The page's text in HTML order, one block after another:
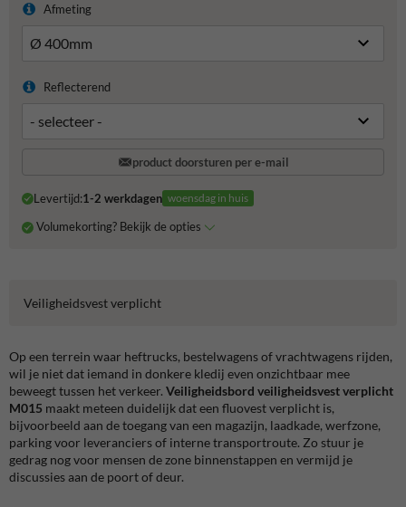
Afmeting
Reflecterend
product doorsturen per e-mail
Levertijd:1-2 werkdagen woensdag in huis
Volumekorting? Bekijk de opties
Veiligheidsvest verplicht
Op een terrein waar heftrucks, bestelwagens of vrachtwagens rijden,
wil je niet dat iemand in donkere kledij even onzichtbaar mee
beweegt tussen het verkeer. Veiligheidsbord veiligheidsvest verplicht
M015 maakt meteen duidelijk dat een fluovest verplicht is,
bijvoorbeeld aan de toegang van een magazijn, laadkade, werfzone,
parking voor leveranciers of interne transportroute. Zo stuur je
gedrag nog voor mensen de zone binnenstappen en vermijd je
discussies aan de poort of deur.